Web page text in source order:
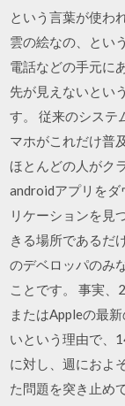
という言葉が使わ
雲の絵なの、とい
電話などの手元に
先が見えないとい
す。 従来のシステ
マホがこれだけ普
ほとんどの人がク
androidアプリをダ
リケーションを見
きる場所であるだ
のデベロッパのみ
ことです。 事実、
またはAppleの最
いという理由で、
に対し、週におよ
た問題を突き止め